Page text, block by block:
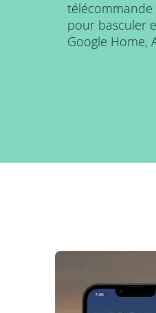
pour basculer
Google Home,